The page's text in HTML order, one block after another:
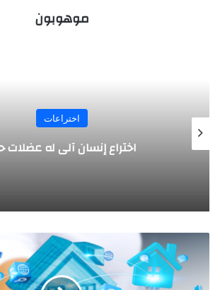
موهوبون
اختراعات
مسدس يتعرف على هوية
الأشياء
مكان